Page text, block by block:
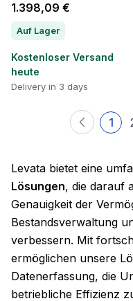
1.398,09 €
Auf Lager
Kostenloser Versand
heute
Delivery in 3 days
1
Levata bietet eine
Lösungen, die darauf
Genauigkeit der
Bestandsverwaltung
verbessern. Mit
ermöglichen unsere
Datenerfassung, die
betriebliche Effizienz